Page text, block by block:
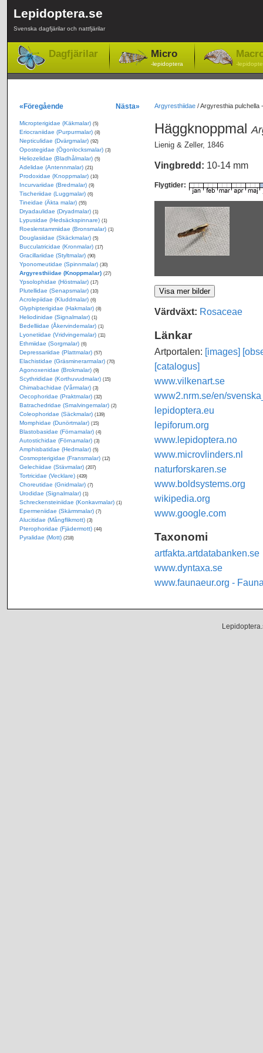
Lepidoptera.se
Svenska dagfjärilar och nattfjärilar
Dagfjärilar Micro
-lepidoptera -
Argyresthiidae/Argyresthia pulchella
Häggknoppmal
Lienig & Zeller, 1846
Vingbredd: 10-14 mm
Flygtider:
Värdväxt: Rosaceae
Länkar
Artportalen: [images]
[catalogus]
www.vilkenart.se
www2.nrm.se/en/
lepidoptera.eu
lepiforum.org
www.lepidoptera.no
www.microvlinders.nl
naturforskaren.se
www.boldsystems.org
wikipedia.org
www.google.com
Taxonomi
artfakta.artdatabanken.se
www.dyntaxa.se
www.faunaeur.org -
«Föregående Nästa»
Micropterigidae (Käkmalar) (5)
Eriocraniidae (Purpurmalar) (8)
Nepticulidae (Dvärgmalar) (92)
Opostegidae (Ögonlocksmalar) (3)
Heliozelidae (Bladhålmalar) (5)
Adelidae (Antennmalar) (21)
Prodoxidae (Knoppmalar) (10)
Incurvariidae (Bredmalar) (9)
Tischeriidae (Luggmalar) (6)
Tineidae (Äkta malar) (55)
Dryadaulidae (Dryadmalar) (1)
Lypusidae (Hedsäckspinnare) (1)
Roeslerstammiidae (Bronsmalar) (1)
Douglasiidae (Skäckmalar) (5)
Bucculatricidae (Kronmalar) (17)
Gracillariidae (Styltmalar) (90)
Yponomeutidae (Spinnmalar) (30)
Argyresthiidae (Knoppmalar) (27)
Ypsolophidae (Höstmalar) (17)
Plutellidae (Senapsmalar) (10)
Acrolepiidae (Kluddmalar) (6)
Glyphipterigidae (Hakmalar) (8)
Heliodinidae (Signalmalar) (1)
Bedelliidae (Åkervindemalar) (1)
Lyonetiidae (Vridvingemalar) (11)
Ethmiidae (Sorgmalar) (6)
Depressariidae (Plattmalar) (57)
Elachistidae (Gräsminerarmalar) (70)
Agonoxenidae (Brokmalar) (9)
Scythrididae (Korthuvudmalar) (15)
Chimabachidae (Vårmalar) (3)
Oecophoridae (Praktmalar) (32)
Batrachedridae (Smalvingemalar) (2)
Coleophoridae (Säckmalar) (139)
Momphidae (Dunörtmalar) (15)
Blastobasidae (Förnamalar) (4)
Autostichidae (Förnamalar) (3)
Amphisbatidae (Hedmalar) (5)
Cosmopterigidae (Fransmalar) (12)
Gelechiidae (Stävmalar) (207)
Tortricidae (Vecklare) (439)
Choreutidae (Gnidmalar) (7)
Urodidae (Signalmalar) (1)
Schreckensteiniidae (Konkavmalar) (1)
Epermeniidae (Skärmmalar) (7)
Alucitidae (Mångflikmott) (3)
Pterophoridae (Fjädermott) (44)
Pyralidae (Mott) (218)